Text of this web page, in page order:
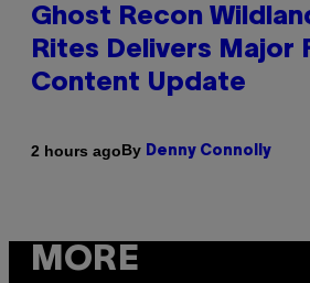
Ghost Recon
Rites Delivers Major
Content Update
2 hours agoBy Denny Connolly
MORE